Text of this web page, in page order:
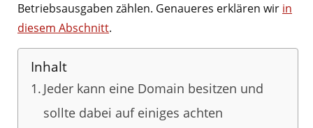
Betriebsausgaben zählen. Genaueres erklären wir in
diesem Abschnitt.
Inhalt
Jeder kann eine Domain besitzen und
sollte dabei auf einiges achten